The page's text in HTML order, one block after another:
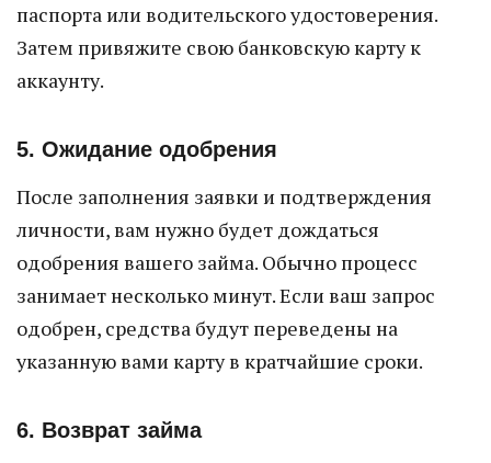
паспорта или водительского удостоверения.
Затем привяжите свою банковскую карту к
аккаунту.
5. Ожидание одобрения
После заполнения заявки и подтверждения
личности, вам нужно будет дождаться
одобрения вашего займа. Обычно процесс
занимает несколько минут. Если ваш запрос
одобрен, средства будут переведены на
указанную вами карту в кратчайшие сроки.
6. Возврат займа